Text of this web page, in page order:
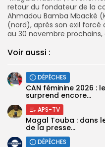
retour du fondateur de la
Ahmadou Bamba Mbacké
(nord), après son exil forcé
au 30 novembre
Voir aussi :
DÉPÊCHES
‎CAN féminine 2026 :
surprend encore...
APS-TV
Magal Touba : dans
de la presse...
DÉPÊCHES